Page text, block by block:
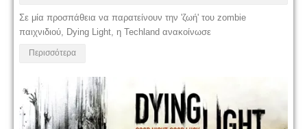
Σε μία προσπάθεια να παρατείνουν την 'ζωή' του zombie
παιχνιδιού, Dying Light, η Techland ανακοίνωσε
Περισσότερα